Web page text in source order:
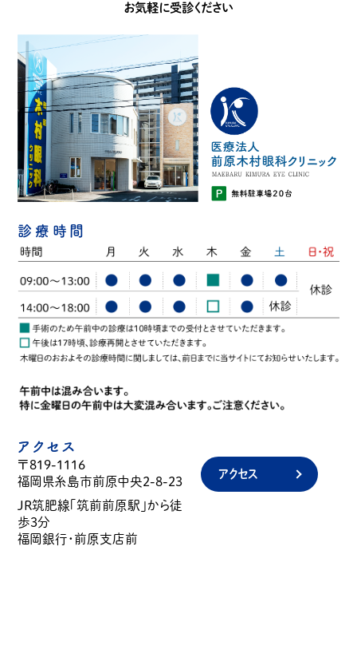
お気軽に受診ください
診療時間
アクセス
〒819-1116
福岡県糸島市前原中央2-8-23
JR筑肥線「筑前前原駅」から徒
歩3分
福岡銀行・前原支店前
アクセス